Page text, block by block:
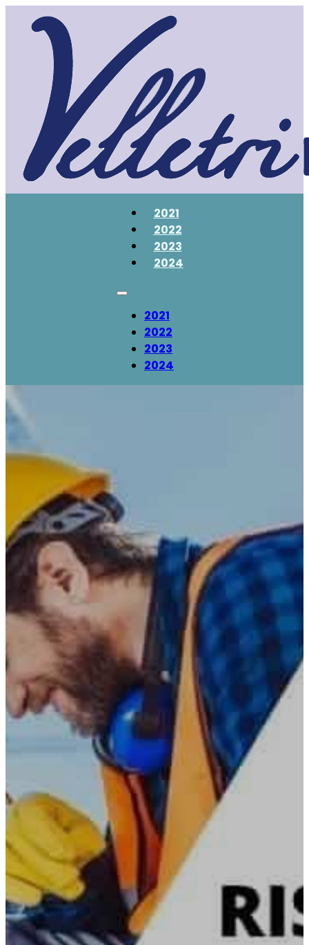
2021
2022
2023
2024
2021
2022
2023
2024